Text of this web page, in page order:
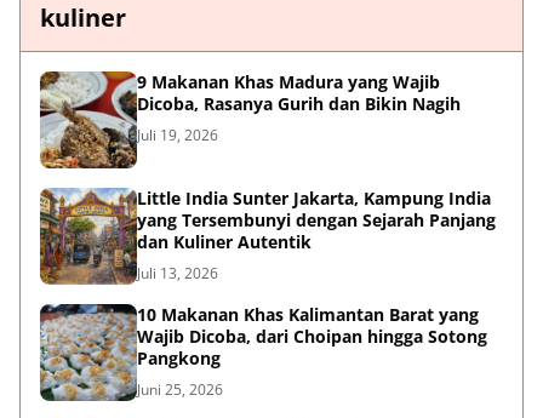
kuliner
9 Makanan Khas Madura yang Wajib
Dicoba, Rasanya Gurih dan Bikin Nagih
Juli 19, 2026
Little India Sunter Jakarta, Kampung India
yang Tersembunyi dengan Sejarah Panjang
dan Kuliner Autentik
Juli 13, 2026
10 Makanan Khas Kalimantan Barat yang
Wajib Dicoba, dari Choipan hingga Sotong
Pangkong
Juni 25, 2026